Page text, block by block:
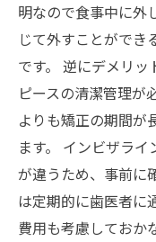
明なので食事中に外
じて外すことができ
です。 逆にデメリ
ピースの清潔管理が
よりも矯正の期間が
ます。 インビザラ
が違うため、事前に
は定期的に歯医者に
費用も考慮しておか